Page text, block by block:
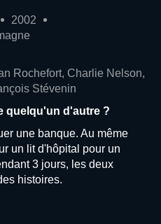
2002
Rochefort, Charlie Nelson,
Stévenin
quelqu'un d'autre ?
une banque. Au même
un lit d'hôpital pour un
3 jours, les deux
histoires.